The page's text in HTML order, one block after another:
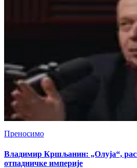
Преносимо
Владимир Кршљанин: „Олуја“,
отпадничке империје